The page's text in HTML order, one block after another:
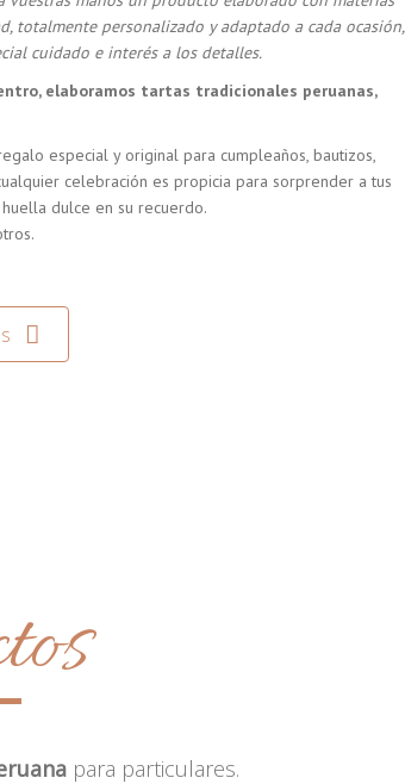
totalmente personalizado y adaptado a cada ocasión,
cuidado e interés a los detalles.
elaboramos tartas tradicionales peruanas,
especial y original para cumpleaños, bautizos,
celebración es propicia para sorprender a tus
dulce en su recuerdo.
para particulares.